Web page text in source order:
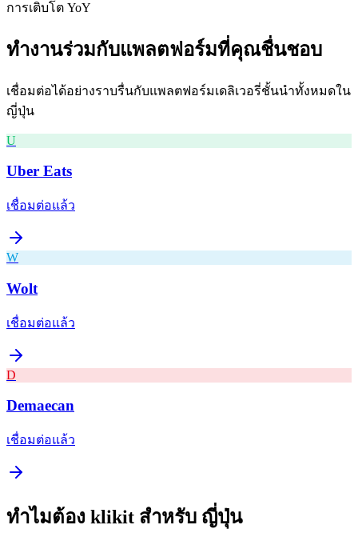
การเติบโต YoY
ทำงานร่วมกับแพลตฟอร์มที่คุณชื่นชอบ
เชื่อมต่อได้อย่างราบรื่นกับแพลตฟอร์มเดลิเวอรี่ชั้นนำทั้งหมดใน
ญี่ปุ่น
U
Uber Eats
เชื่อมต่อแล้ว
W
Wolt
เชื่อมต่อแล้ว
D
Demaecan
เชื่อมต่อแล้ว
ทำไมต้อง klikit สำหรับ ญี่ปุ่น